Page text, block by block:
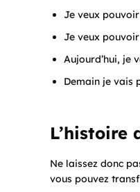
Je veux
Je veux
Aujourd’hui, je
Demain je vais
Ne laissez donc
vous pouvez